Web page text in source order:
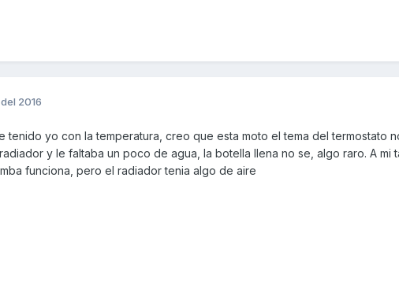
2016
tenido yo con la temperatura, creo que esta moto el tema del termostato
y le faltaba un poco de agua, la botella llena no se, algo raro. A mi
funciona, pero el radiador tenia algo de aire